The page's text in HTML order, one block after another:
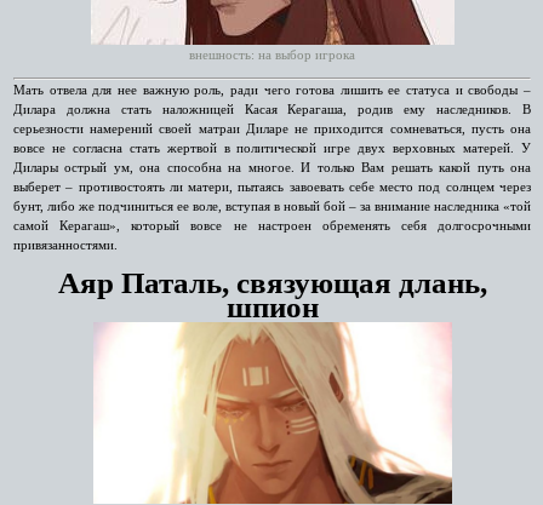
внешность: на выбор игрока
Мать отвела для нее важную роль, ради чего готова лишить ее статуса и свободы –
Дилара должна стать наложницей Касая Керагаша, родив ему наследников. В
серьезности намерений своей матраи Диларе не приходится сомневаться, пусть она
вовсе не согласна стать жертвой в политической игре двух верховных матерей. У
Дилары острый ум, она способна на многое. И только Вам решать какой путь она
выберет – противостоять ли матери, пытаясь завоевать себе место под солнцем через
бунт, либо же подчиниться ее воле, вступая в новый бой – за внимание наследника «той
самой Керагаш», который вовсе не настроен обременять себя долгосрочными
привязанностями.
Аяр Паталь, связующая длань,
шпион